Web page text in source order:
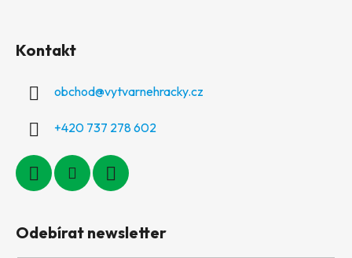
Kontakt
obchod@vytvarnehracky.cz
+420 737 278 602
Odebírat newsletter